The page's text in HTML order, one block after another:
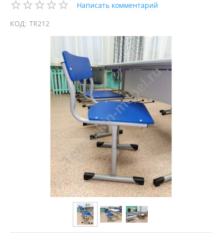
Написать комментарий
КОД: TR212